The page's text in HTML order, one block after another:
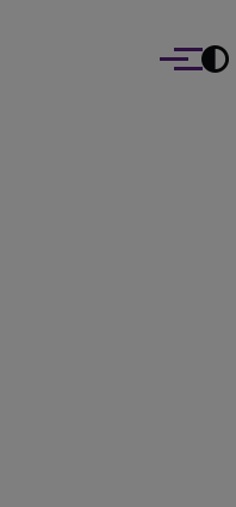
Menü